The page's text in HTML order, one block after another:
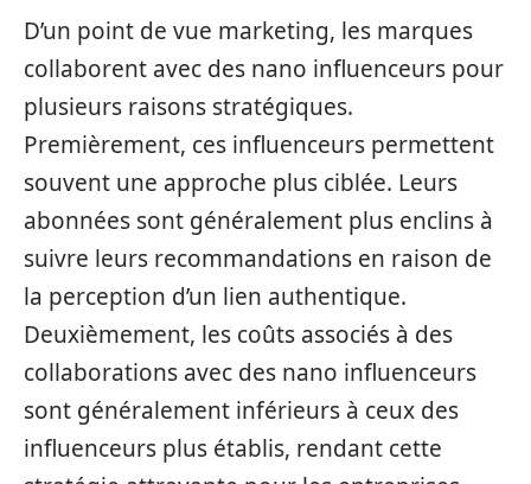
D’un point de vue marketing, les marques
collaborent avec des nano influenceurs pour
plusieurs raisons stratégiques.
Premièrement, ces influenceurs permettent
souvent une approche plus ciblée. Leurs
abonnées sont généralement plus enclins à
suivre leurs recommandations en raison de
la perception d’un lien authentique.
Deuxièmement, les coûts associés à des
collaborations avec des nano influenceurs
sont généralement inférieurs à ceux des
influenceurs plus établis, rendant cette